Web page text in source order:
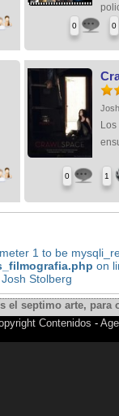
0 0
Los
0 1
1 to be
on
Stolberg
el septimo arte,
Contenidos -